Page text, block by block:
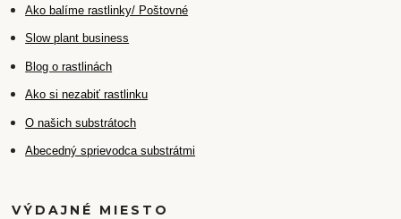
Ako balíme rastlinky/ Poštovné
Slow plant business
Blog o rastlinách
Ako si nezabiť rastlinku
O našich substrátoch
Abecedný sprievodca substrátmi
VÝDAJNÉ MIESTO